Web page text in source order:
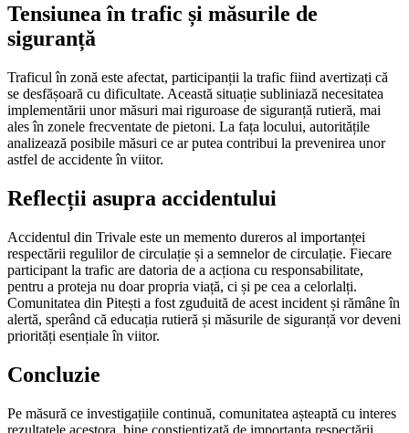
Tensiunea în trafic și măsurile de
siguranță
Traficul în zonă este afectat, participanții la trafic fiind avertizați că
se desfășoară cu dificultate. Această situație subliniază necesitatea
implementării unor măsuri mai riguroase de siguranță rutieră, mai
ales în zonele frecventate de pietoni. La fața locului, autoritățile
analizează posibile măsuri ce ar putea contribui la prevenirea unor
astfel de accidente în viitor.
Reflecții asupra accidentului
Accidentul din Trivale este un memento dureros al importanței
respectării regulilor de circulație și a semnelor de circulație. Fiecare
participant la trafic are datoria de a acționa cu responsabilitate,
pentru a proteja nu doar propria viață, ci și pe cea a celorlalți.
Comunitatea din Pitești a fost zguduită de acest incident și rămâne în
alertă, sperând că educația rutieră și măsurile de siguranță vor deveni
priorități esențiale în viitor.
Concluzie
Pe măsură ce investigațiile continuă, comunitatea așteaptă cu interes
rezultatele acestora, bine conștientizată de importanța respectării